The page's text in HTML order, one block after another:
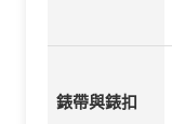
錶帶與錶扣